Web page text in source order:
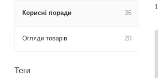
Корисні поради 36
Огляди товарів 20
Теги